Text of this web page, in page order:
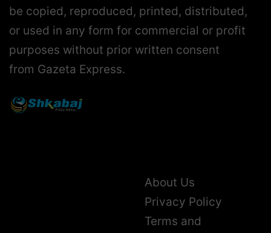
be copied, reproduced, printed, distributed,
or used in any form for commercial or profit
purposes without prior written consent
from Gazeta Express.
About Us
Privacy Policy
Terms and